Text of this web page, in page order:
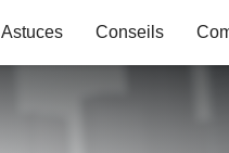
Astuces Conseils